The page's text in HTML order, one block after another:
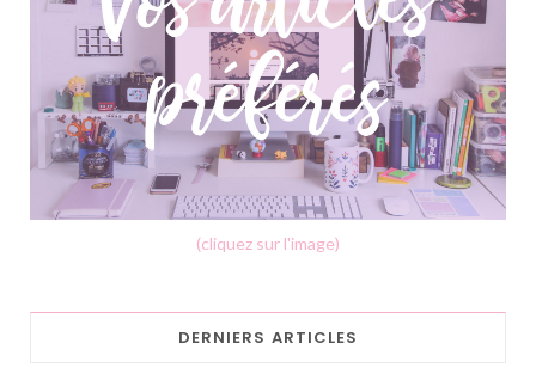
(cliquez sur l'image)
DERNIERS ARTICLES